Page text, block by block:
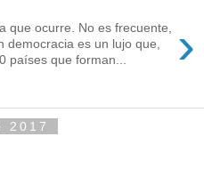
›
que ocurre. No es frecuente,
democracia es un lujo que,
países que forman...
2017